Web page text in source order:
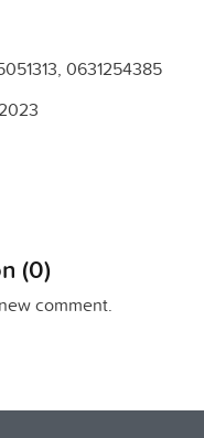
0631254385
(0)
comment.